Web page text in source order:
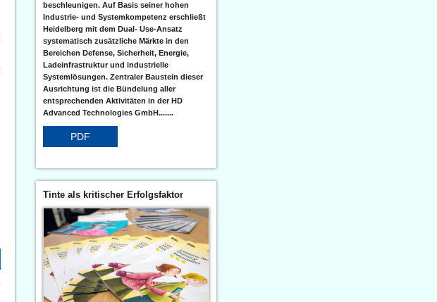
beschleunigen. Auf Basis seiner hohen
Industrie- und Systemkompetenz erschließt
Heidelberg mit dem Dual- Use-Ansatz
systematisch zusätzliche Märkte in den
Bereichen Defense, Sicherheit, Energie,
Ladeinfrastruktur und industrielle
Systemlösungen. Zentraler Baustein dieser
Ausrichtung ist die Bündelung aller
entsprechenden Aktivitäten in der HD
Advanced Technologies GmbH.......
PDF
Tinte als kritischer Erfolgsfaktor